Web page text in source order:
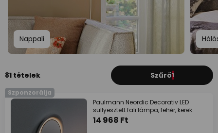
Nappali
81 tételek Szűrő1
Szponzorálja
Paulmann Neordic Decorativ LED
süllyesztett fali lámpa, fehér, kerek
14 968 Ft